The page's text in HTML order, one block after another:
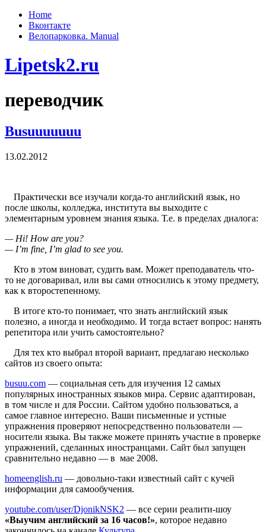
Home
Вконтакте
Велопарковка. Manual
Lipetsk2.ru
переводчик
Busuuuuuuu
13.02.2012
Практически все изучали когда-то английский язык, но
после школы, колледжа, института вы выходите с
элементарным уровнем знания языка. Т.е. в пределах диалога:
— Hi! How are you?
— I’m fine, I’m glad to see you.
Кто в этом виноват, судить вам. Может преподаватель что-
то не договаривал, или вы сами относились к этому предмету,
как к второстепенному.
В итоге кто-то понимает, что знать английский язык
полезно, а иногда и необходимо. И тогда встает вопрос: нанять
репетитора или учить самостоятельно?
Для тех кто выбрал второй вариант, предлагаю несколько
сайтов из своего опыта:
busuu.com — социальная сеть для изучения 12 самых
популярных иностранных языков мира. Сервис адаптирован,
в том числе и для России. Сайтом удобно пользоваться, а
самое главное интересно. Ваши письменные и устные
упражнения проверяют непосредственно пользователи —
носители языка. Вы также можете принять участие в проверке
упражнений, сделанных иностранцами. Сайт был запущен
сравнительно недавно — в мае 2008.
homeenglish.ru — довольно-таки известный сайт с кучей
информации для самообучения.
youtube.com/user/DjonikNSK2 — все серии реалити-шоу
«Выучим английский за 16 часов!», которое недавно